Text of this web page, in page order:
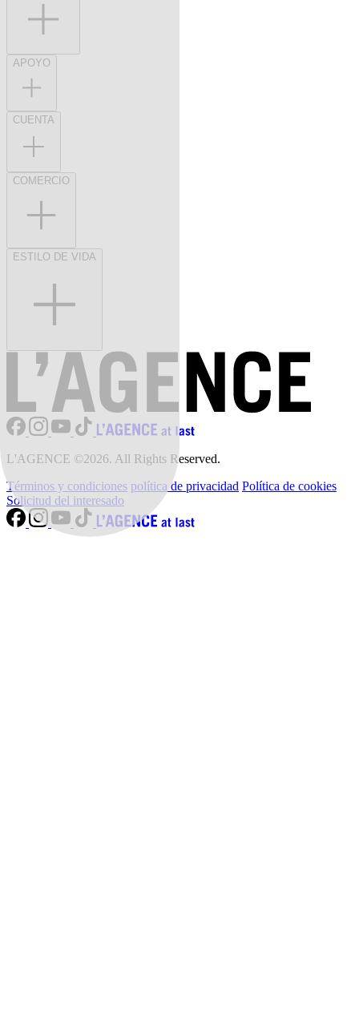
APOYO
CUENTA
COMERCIO
ESTILO DE VIDA
L'AGENCE ©2026. All Rights Reserved.
Términos y condiciones política de privacidad Política de cookies
Solicitud del interesado